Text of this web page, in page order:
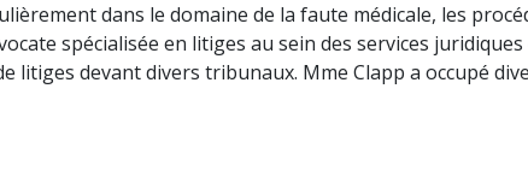
dans le domaine de la faute médicale, les
spécialisée en litiges au sein des services
litiges devant divers tribunaux. Mme Clapp a occupé